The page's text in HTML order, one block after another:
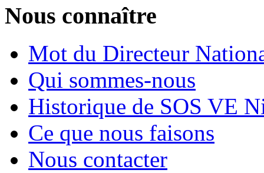
Nous connaître
Mot du Directeur
Qui sommes-nous
Historique de SOS VE
Ce que nous faisons
Nous contacter